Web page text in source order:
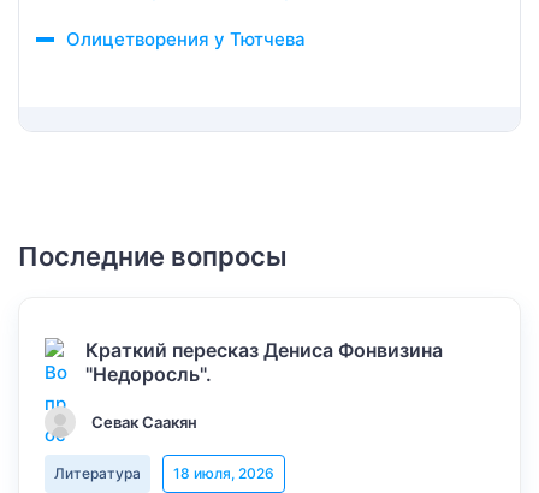
Олицетворения у Тютчева
Последние вопросы
Краткий пересказ Дениса Фонвизина
"Недоросль".
Севак Саакян
Литература 18 июля, 2026